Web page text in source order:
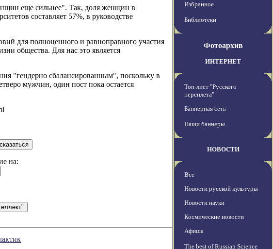
еще сильнее". Так, доля женщин в
составляет 57%, в руководстве
для полноценного и равноправного участия
общества. Для нас это является
"гендерно сбалансированным", поскольку в
мужчин, один пост пока остается
на:
Избранное
Библиотеки
Фотоархив
ИНТЕРНЕТ
Топ-лист "Русского
переплета"
Баннерная сеть
Наши баннеры
НОВОСТИ
Все
Новости русской культуры
Новости науки
Космические новости
Афиша
The best of Russian Science